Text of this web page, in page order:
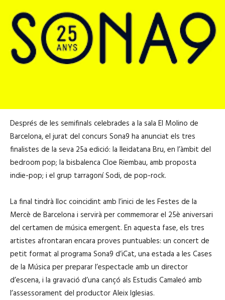
Després de les semifinals celebrades a la sala El Molino de
Barcelona, el jurat del concurs Sona9 ha anunciat els tres
finalistes de la seva 25a edició: la lleidatana Bru, en l’àmbit del
bedroom pop; la bisbalenca Cloe Riembau, amb proposta
indie-pop; i el grup tarragoní Sodi, de pop-rock.
La final tindrà lloc coincidint amb l’inici de les Festes de la
Mercè de Barcelona i servirà per commemorar el 25è aniversari
del certamen de música emergent. En aquesta fase, els tres
artistes afrontaran encara proves puntuables: un concert de
petit format al programa Sona9 d’iCat, una estada a les Cases
de la Música per preparar l’espectacle amb un director
d’escena, i la gravació d’una cançó als Estudis Camaleó amb
l’assessorament del productor Aleix Iglesias.